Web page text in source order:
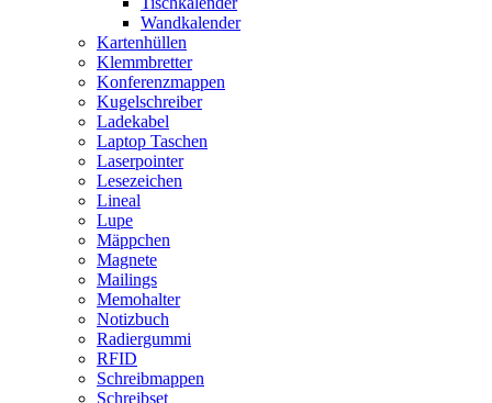
Wandkalender
Kartenhüllen
Klemmbretter
Konferenzmappen
Kugelschreiber
Ladekabel
Laptop Taschen
Laserpointer
Lesezeichen
Lineal
Lupe
Mäppchen
Magnete
Mailings
Memohalter
Notizbuch
Radiergummi
RFID
Schreibmappen
Schreibset